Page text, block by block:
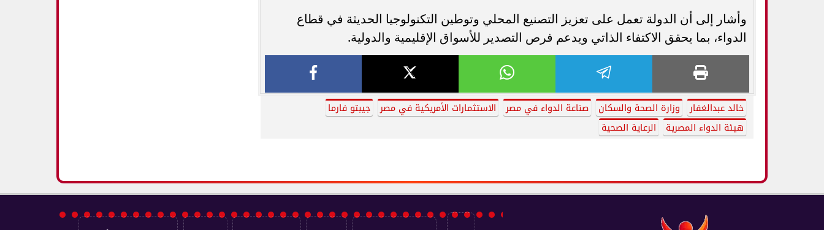
وأشار إلى أن الدولة تعمل على تعزيز التصنيع المحلي وتوطين التكنولوجيا الحديثة في قطاع
الدواء، بما يحقق الاكتفاء الذاتي ويدعم فرص التصدير للأسواق الإقليمية والدولية.
خالد عبدالغفار وزارة الصحة والسكان صناعة الدواء في مصر الاستثمارات الأمريكية في مصر
جيبتو فارما
هيئة الدواء المصرية
الرعاية الصحية